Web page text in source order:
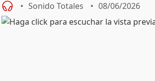
Sonido Totales 08/06/2026